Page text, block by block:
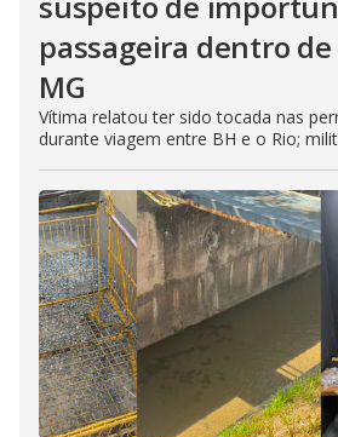
passageira dentro
MG
Vítima relatou ter sido tocada nas
durante viagem entre BH e o Rio;